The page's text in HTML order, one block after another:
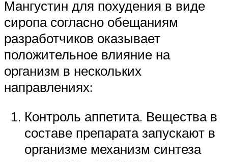
Мангустин для похудения в виде
сиропа согласно обещаниям
разработчиков оказывает
положительное влияние на
организм в нескольких
направлениях:
Контроль аппетита. Вещества в
составе препарата запускают в
организме механизм синтеза